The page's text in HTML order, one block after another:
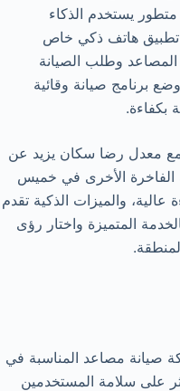
يستخدم الذكاء
تطبيق هاتف ذكي خاص
وطلب الصيانة
برنامج صيانة وقائية
بكفاءة.
معدل رضا سكان يزيد عن
الفاخرة الأخرى في خميس
والميزات الذكية تقدم
المتميزة واختار رؤى
صيانة مصاعد المناسبة في
على سلامة المستخدمين